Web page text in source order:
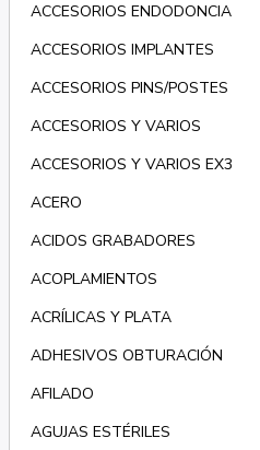
ACCESORIOS ENDODONCIA
ACCESORIOS IMPLANTES
ACCESORIOS PINS/POSTES
ACCESORIOS Y VARIOS
ACCESORIOS Y VARIOS EX3
ACERO
ACIDOS GRABADORES
ACOPLAMIENTOS
ACRÍLICAS Y PLATA
ADHESIVOS OBTURACIÓN
AFILADO
AGUJAS ESTÉRILES